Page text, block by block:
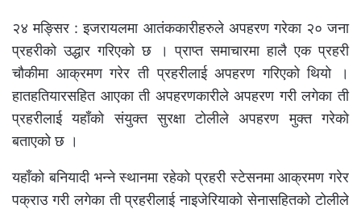
२४ मङ्सिर : इजरायलमा आतंककारीहरुले अपहरण गरेका २० जना
प्रहरीको उद्धार गरिएको छ । प्राप्त समाचारमा हालै एक प्रहरी
चौकीमा आक्रमण गरेर ती प्रहरीलाई अपहरण गरिएको थियो ।
हातहतियारसहित आएका ती अपहरणकारीले अपहरण गरी लगेका ती
प्रहरीलाई यहाँको संयुक्त सुरक्षा टोलीले अपहरण मुक्त गरेको
बताएको छ ।
यहाँको बनियादी भन्ने स्थानमा रहेको प्रहरी स्टेसनमा आक्रमण गरेर
पक्राउ गरी लगेका ती प्रहरीलाई नाइजेरियाको सेनासहितको टोलीले